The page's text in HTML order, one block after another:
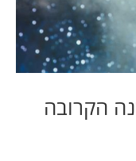
הקרובה